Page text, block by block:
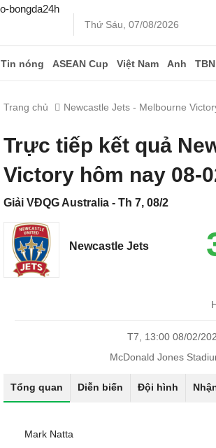
Thứ Sáu, 07/08/2026
Tin nóng ASEAN Cup Việt Nam Anh TBN
Trang chủ Newcastle Jets - Melbourne
Trực tiếp kết quả
Victory hôm nay 08-
Giải VĐQG Australia - Th 7, 08/2
Newcastle Jets
T7, 13:00 08/02/
McDonald Jones
Tổng quan Diễn biến Đội hình
Mark Natta